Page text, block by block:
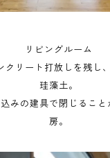
リビングルーム
クリート打放しを残し
珪藻土。
みの建具で閉じるこ
房。